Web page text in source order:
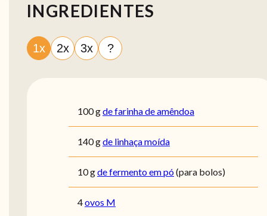
INGREDIENTES
1x 2x 3x ?
100gde farinha de amêndoa
140gde linhaça moída
10gde fermento em pó(para bolos)
4ovos M